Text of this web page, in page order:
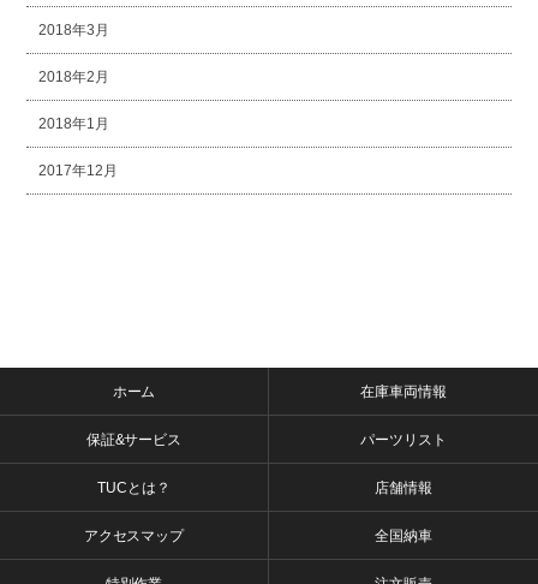
2018年3月
2018年2月
2018年1月
2017年12月
ホーム 在庫車両情報
保証&サービス パーツリスト
TUCとは？ 店舗情報
アクセスマップ 全国納車